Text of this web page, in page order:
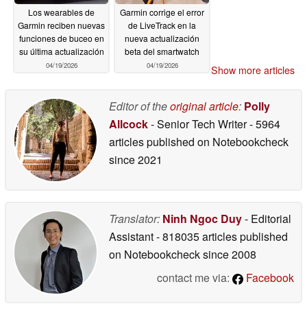
Los wearables de
Garmin reciben nuevas
funciones de buceo en
su última actualización
04/19/2026
Garmin corrige el error
de LiveTrack en la
nueva actualización
beta del smartwatch
04/19/2026 Show more articles
Editor of theoriginal article: Polly
Allcock- Senior Tech Writer- 5964
articles published on Notebookcheck
since 2021
Translator: Ninh Ngoc Duy- Editorial
Assistant- 818035 articles published
on Notebookchecksince 2008
contact me via:
Facebook